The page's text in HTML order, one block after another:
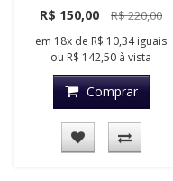
R$ 150,00 R$ 220,00
em 18x de R$ 10,34 iguais
ou R$ 142,50 à vista
Comprar